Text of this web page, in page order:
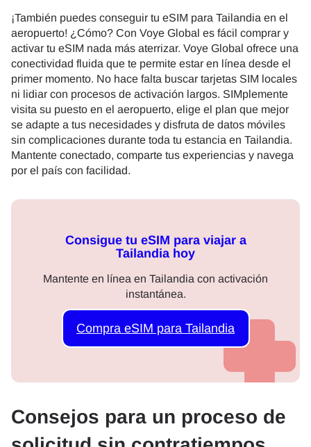
¡También puedes conseguir tu eSIM para Tailandia en el
aeropuerto! ¿Cómo? Con Voye Global es fácil comprar y
activar tu eSIM nada más aterrizar. Voye Global ofrece una
conectividad fluida que te permite estar en línea desde el
primer momento. No hace falta buscar tarjetas SIM locales
ni lidiar con procesos de activación largos. SIMplemente
visita su puesto en el aeropuerto, elige el plan que mejor
se adapte a tus necesidades y disfruta de datos móviles
sin complicaciones durante toda tu estancia en Tailandia.
Mantente conectado, comparte tus experiencias y navega
por el país con facilidad.
Consigue tu eSIM para viajar a
Tailandia hoy
Mantente en línea en Tailandia con activación
instantánea.
Compra eSIM para Tailandia
Consejos para un proceso de